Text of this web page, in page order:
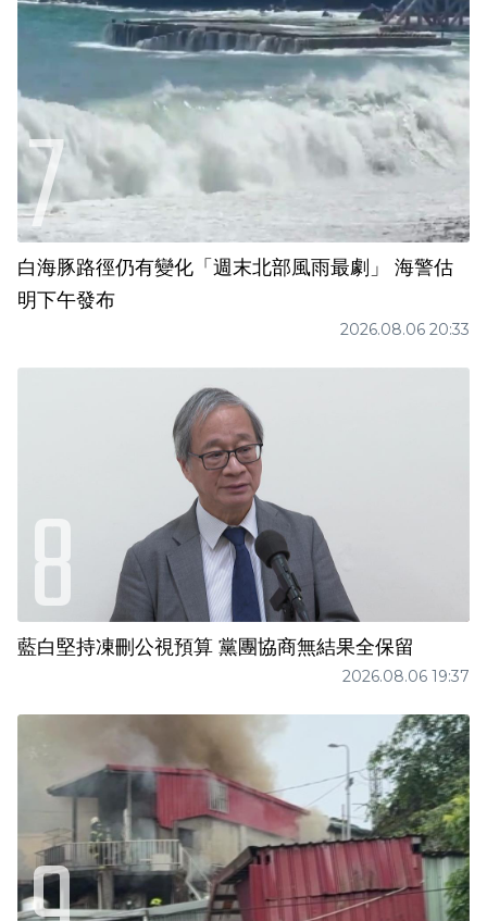
白海豚路徑仍有變化「週末北部風雨最劇」 海警估
明下午發布
2026.08.06 20:33
藍白堅持凍刪公視預算 黨團協商無結果全保留
2026.08.06 19:37